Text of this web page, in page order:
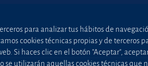
para analizar tus hábitos de
cookies técnicas propias y de terceros
Si haces clic en el botón "Aceptar",
se utilizarán aquellas cookies técnicas